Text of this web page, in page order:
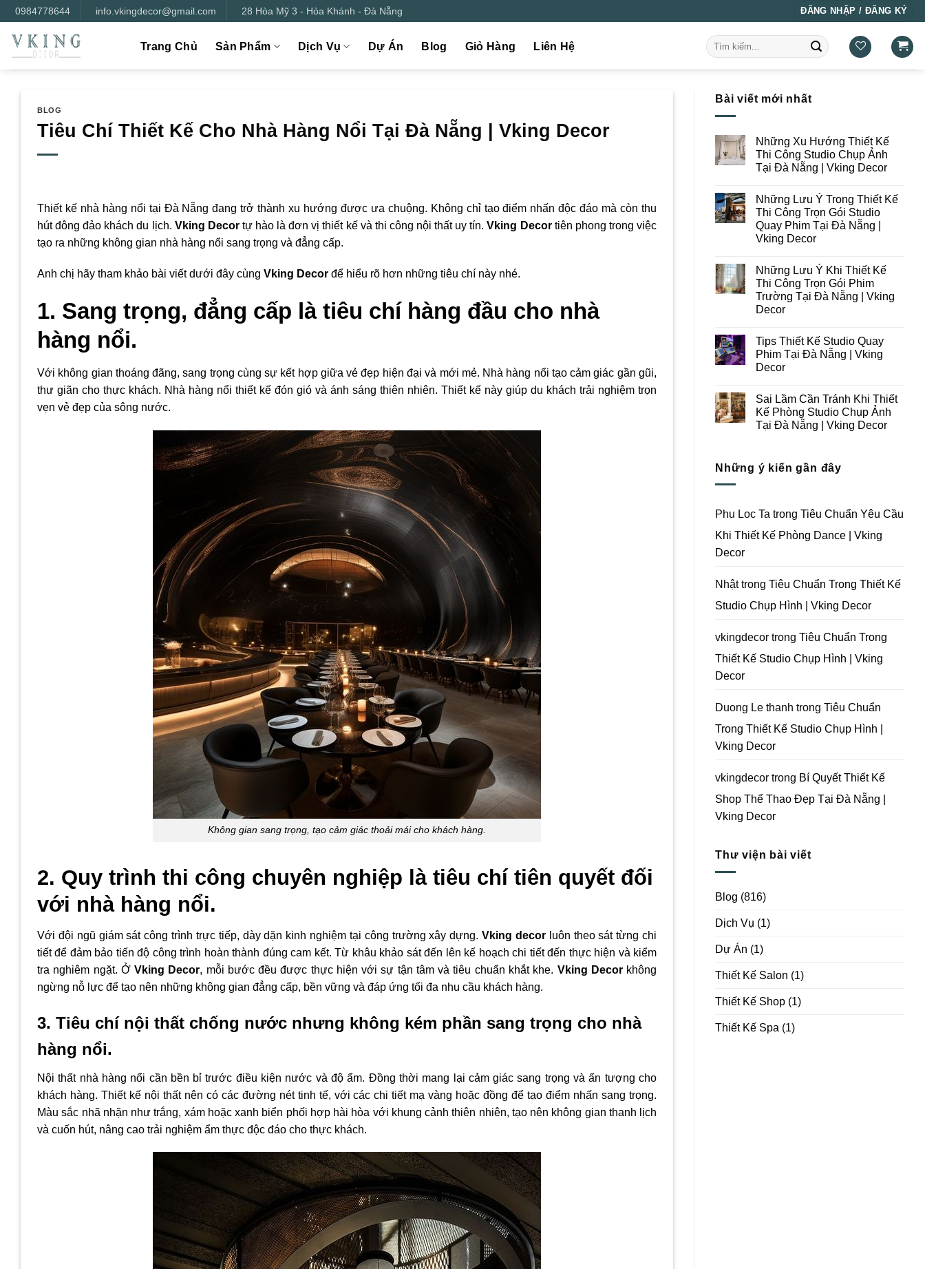
qua
nội
dung
0984778644 info.vkingdecor@gmail.com 28 Hòa Mỹ 3 - Hòa Khánh - Đà Nẵng ĐĂNG NHẬP / ĐĂNG KÝ
Trang Chủ Sản Phẩm Dịch Vụ Dự Án Blog Giỏ Hàng Liên Hệ
Tìm
kiếm:
BLOG
Tiêu Chí Thiết Kế Cho Nhà Hàng Nổi Tại Đà Nẵng | Vking Decor
Thiết kế nhà hàng nổi tại Đà Nẵng đang trở thành xu hướng được ưa chuộng. Không chỉ tạo điểm nhấn độc đáo mà còn thu
hút đông đảo khách du lịch. Vking Decortự hào là đơn vị thiết kế và thi công nội thất uy tín.Vking Decortiên phong trong việc
tạo ra những không gian nhà hàng nổi sang trọng và đẳng cấp.
Anh chị hãy tham khảo bài viết dưới đây cùng Vking Decor để hiểu rõ hơn những tiêu chí này nhé.
1. Sang trọng, đẳng cấp là tiêu chí hàng đầu cho nhà
hàng nổi.
Với không gian thoáng đãng, sang trọng cùng sự kết hợp giữa vẻ đẹp hiện đại và mới mẻ. Nhà hàng nổi tạo cảm giác gần gũi,
thư giãn cho thực khách. Nhà hàng nổi thiết kế đón gió và ánh sáng thiên nhiên. Thiết kế này giúp du khách trải nghiệm trọn
vẹn vẻ đẹp của sông nước.
Không gian sang trọng, tạo cảm giác thoải mái cho khách hàng.
2. Quy trình thi công chuyên nghiệp là tiêu chí tiên quyết đối
với nhà hàng nổi.
Với đội ngũ giám sát công trình trực tiếp, dày dặn kinh nghiệm tại công trường xây dựng. Vking decorluôn theo sát từng chi
tiết để đảm bảo tiến độ công trình hoàn thành đúng cam kết. Từ khâu khảo sát đến lên kế hoạch chi tiết đến thực hiện và kiểm
tra nghiêm ngặt. ỞVking Decor, mỗi bước đều được thực hiện với sự tận tâm và tiêu chuẩn khắt khe. Vking Decorkhông
ngừng nỗ lực để tạo nên những không gian đẳng cấp, bền vững và đáp ứng tối đa nhu cầu khách hàng.
3. Tiêu chí nội thất chống nước nhưng không kém phần sang trọng cho nhà
hàng nổi.
Nội thất nhà hàng nổi cần bền bỉ trước điều kiện nước và độ ẩm. Đồng thời mang lại cảm giác sang trọng và ấn tượng cho
khách hàng. Thiết kế nội thất nên có các đường nét tinh tế, với các chi tiết mạ vàng hoặc đồng để tạo điểm nhấn sang trọng.
Màu sắc nhã nhặn như trắng, xám hoặc xanh biển phối hợp hài hòa với khung cảnh thiên nhiên, tạo nên không gian thanh lịch
và cuốn hút, nâng cao trải nghiệm ẩm thực độc đáo cho thực khách.
Bài viết mới nhất
Những Xu Hướng Thiết Kế
Thi Công Studio Chụp Ảnh
Tại Đà Nẵng | Vking Decor
bình
luận
ở
Những
Xu
Hướng
Thi
Công
Studio
Chụp
Ảnh
Tại
Vking
Decor
Những Lưu Ý Trong Thiết Kế
Thi Công Trọn Gói Studio
Quay Phim Tại Đà Nẵng |
Vking Decor
bình
luận
ở
Những
Lưu
Ý
Kế
Thi
Công
Trọn
Quay
Phim
Tại
Đà
Nẵng
Những Lưu Ý Khi Thiết Kế
Thi Công Trọn Gói Phim
Trường Tại Đà Nẵng | Vking
Decor
bình
luận
ở
Những
Khi
Thiết
Kế
Thi
Công
Trường
Tại
Vking
Decor
Tips Thiết Kế Studio Quay
Phim Tại Đà Nẵng | Vking
Decor
bình
luận
ở
Tips
Quay
Phim
Vking
Sai Lầm Cần Tránh Khi Thiết
Kế Phòng Studio Chụp Ảnh
Tại Đà Nẵng | Vking Decor
luận
ở
Tránh
Khi
Kế
Tại
Đà
Nẵng
|
Những ý kiến gần đây
Phu Loc Ta trong Tiêu Chuẩn Yêu Cầu
Khi Thiết Kế Phòng Dance | Vking
Decor
Nhậttrong Tiêu Chuẩn Trong Thiết Kế
Studio Chụp Hình | Vking Decor
vkingdecor trong Tiêu Chuẩn Trong
Thiết Kế Studio Chụp Hình | Vking
Decor
Duong Le thanh trong Tiêu Chuẩn
Trong Thiết Kế Studio Chụp Hình |
Vking Decor
vkingdecor trong Bí Quyết Thiết Kế
Shop Thể Thao Đẹp Tại Đà Nẵng |
Vking Decor
Thư viện bài viết
Blog (816)
Dịch Vụ (1)
Dự Án (1)
Thiết Kế Salon (1)
Thiết Kế Shop (1)
Thiết Kế Spa (1)